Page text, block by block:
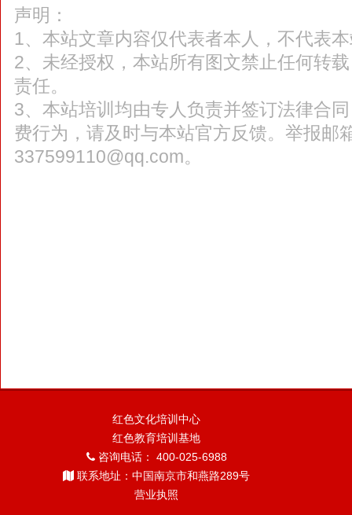
声明：
1、本站文章内容仅代表者本人，不代表
2、未经授权，本站所有图文禁止任何转
责任。
3、本站培训均由专人负责并签订法律合
费行为，请及时与本站官方反馈。举报邮
337599110@qq.com。
红色文化培训中心
红色教育培训基地
咨询电话： 400-025-6988
联系地址：中国南京市和燕路289号
营业执照